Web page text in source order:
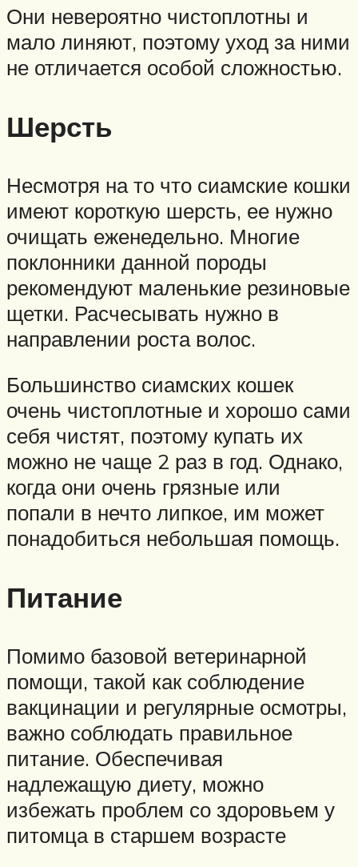
Они невероятно чистоплотны и
мало линяют, поэтому уход за ними
не отличается особой сложностью.
Шерсть
Несмотря на то что сиамские кошки
имеют короткую шерсть, ее нужно
очищать еженедельно. Многие
поклонники данной породы
рекомендуют маленькие резиновые
щетки. Расчесывать нужно в
направлении роста волос.
Большинство сиамских кошек
очень чистоплотные и хорошо сами
себя чистят, поэтому купать их
можно не чаще 2 раз в год. Однако,
когда они очень грязные или
попали в нечто липкое, им может
понадобиться небольшая помощь.
Питание
Помимо базовой ветеринарной
помощи, такой как соблюдение
вакцинации и регулярные осмотры,
важно соблюдать правильное
питание. Обеспечивая
надлежащую диету, можно
избежать проблем со здоровьем у
питомца в старшем возрасте